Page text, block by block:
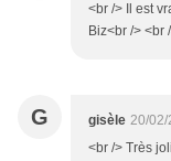
<br /> Il est
Biz<br /> <br
G gisèle 20/02/
<br /> Très